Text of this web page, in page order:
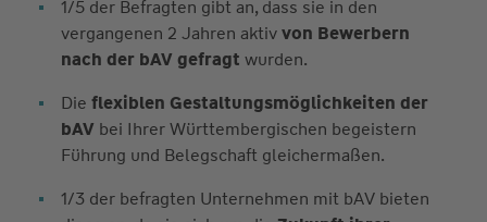
1/5 der Befragten gibt an, dass sie in den
vergangenen 2 Jahren aktivvon Bewerbern
nach der bAV gefragt wurden.
Die flexiblen Gestaltungsmöglichkeiten der
bAV bei Ihrer Württembergischen begeistern
Führung und Belegschaft gleichermaßen.
1/3 der befragten Unternehmen mit bAV bieten